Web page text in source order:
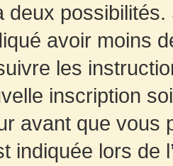
deux
avoir moins
les
inscription
avant que
indiquée lors de